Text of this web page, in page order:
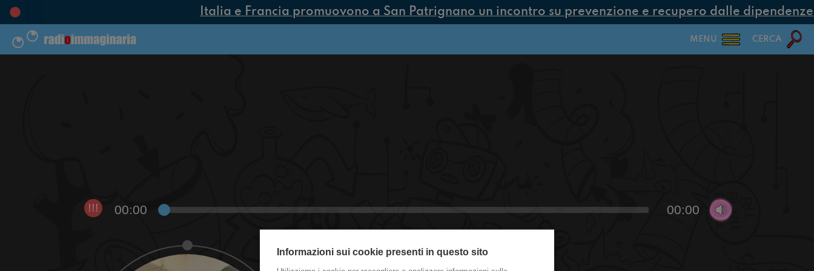
Italia e Francia promuovono a San Patrignano un incontro su prevenzione e recupero dalle dipendenze
MENU CERCA
!!! 00:00 00:00
Informazioni sui cookie presenti in questo sito